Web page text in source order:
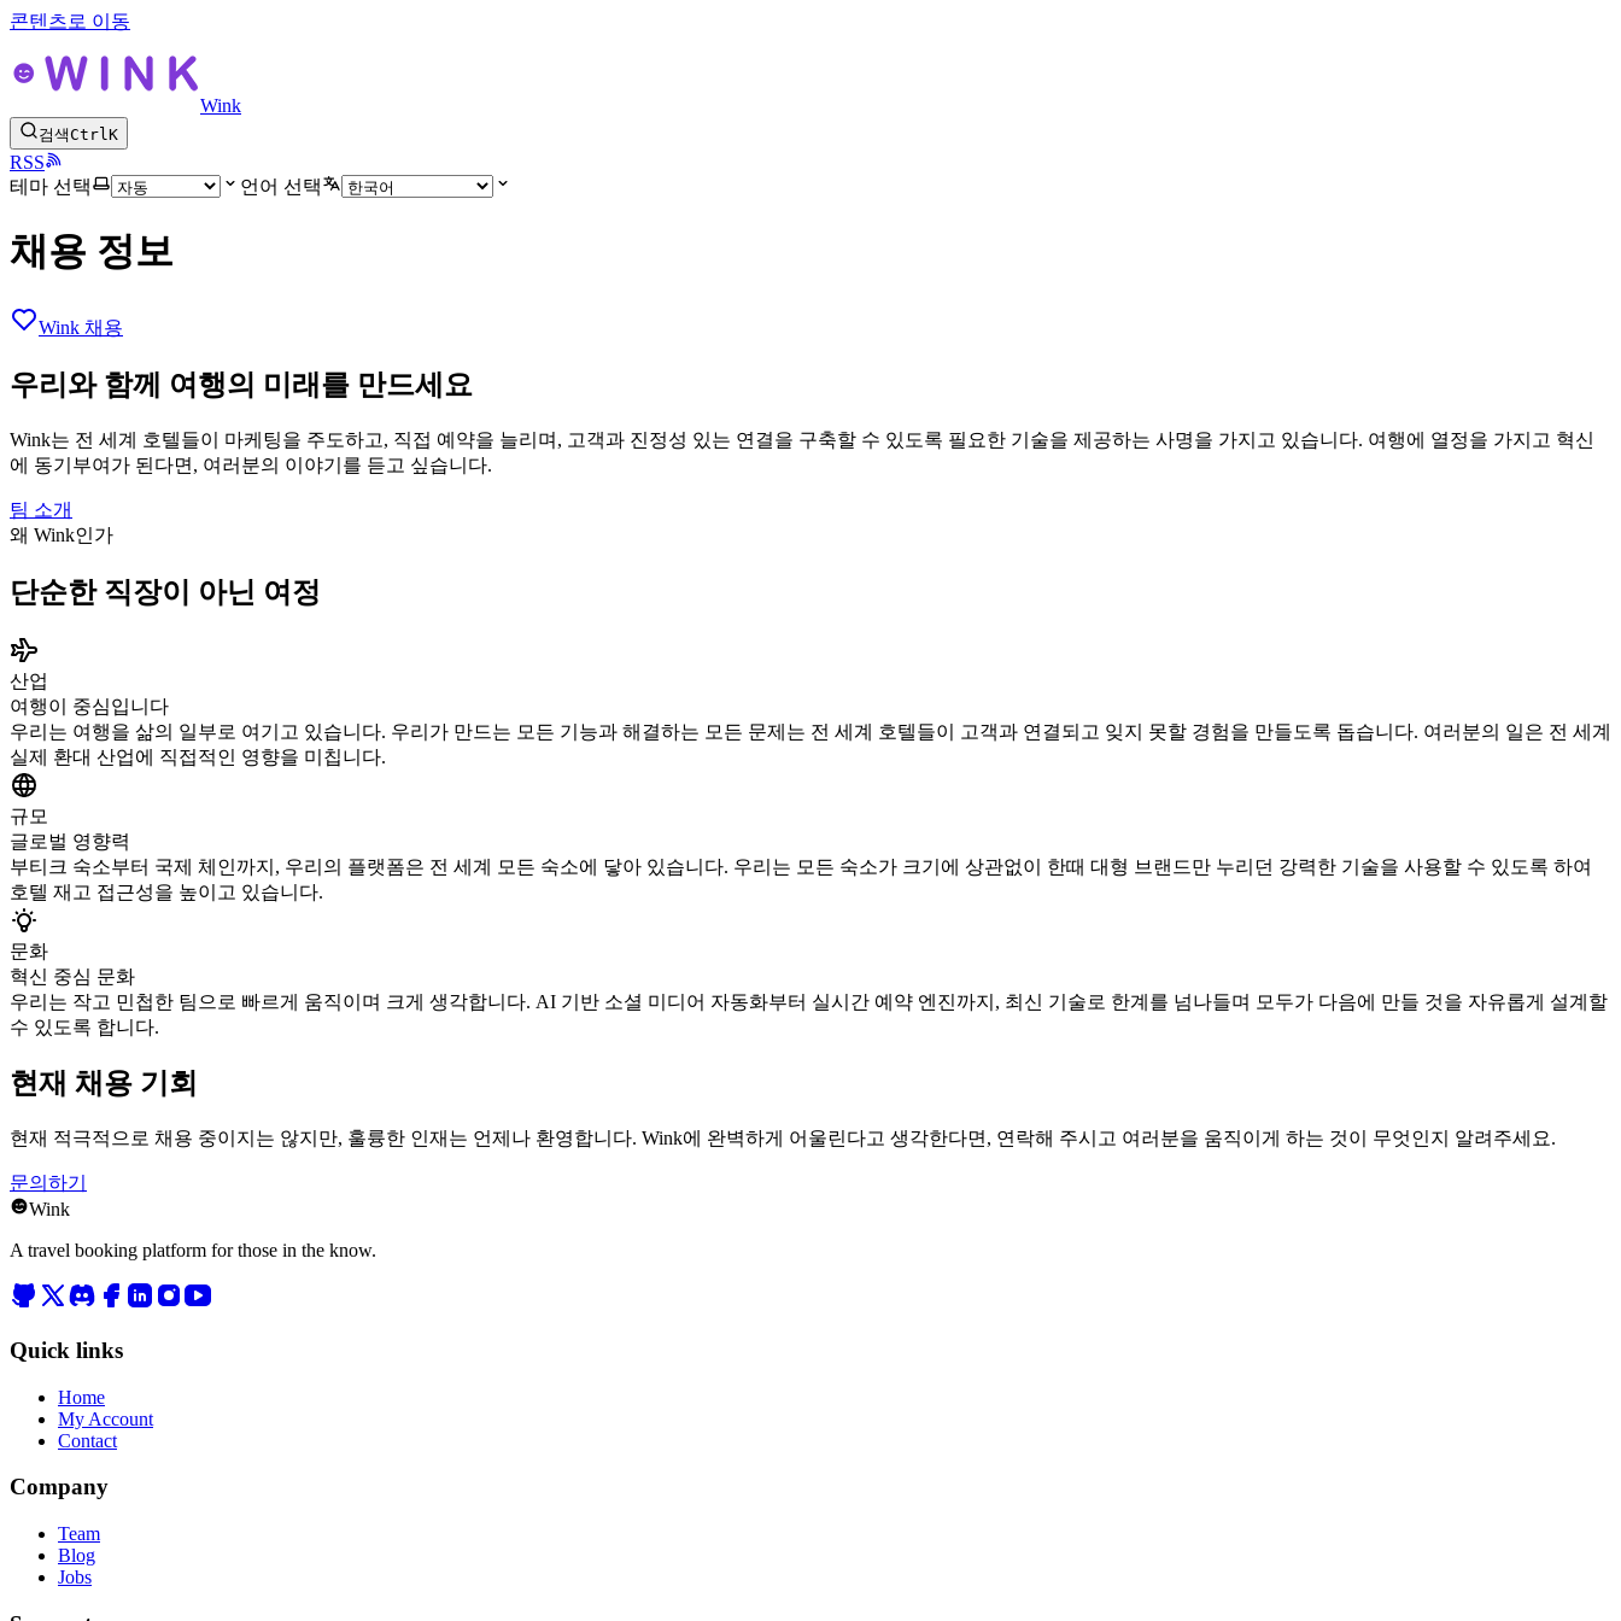
콘텐츠로 이동
Wink
검색CtrlK
RSS
테마 선택
언어 선택
채용 정보
Wink 채용
우리와 함께 여행의 미래를 만드세요
Wink는 전 세계 호텔들이 마케팅을 주도하고, 직접 예약을 늘리며, 고객과 진정성 있는 연결을 구축할 수 있도록 필요한 기술을 제공하는 사명을 가지고 있습니다. 여행에 열정을 가지고 혁신
에 동기부여가 된다면, 여러분의 이야기를 듣고 싶습니다.
팀 소개
왜 Wink인가
단순한 직장이 아닌 여정
산업
여행이 중심입니다
우리는 여행을 삶의 일부로 여기고 있습니다. 우리가 만드는 모든 기능과 해결하는 모든 문제는 전 세계 호텔들이 고객과 연결되고 잊지 못할 경험을 만들도록 돕습니다. 여러분의 일은 전 세계
실제 환대 산업에 직접적인 영향을 미칩니다.
규모
글로벌 영향력
부티크 숙소부터 국제 체인까지, 우리의 플랫폼은 전 세계 모든 숙소에 닿아 있습니다. 우리는 모든 숙소가 크기에 상관없이 한때 대형 브랜드만 누리던 강력한 기술을 사용할 수 있도록 하여
호텔 재고 접근성을 높이고 있습니다.
문화
혁신 중심 문화
우리는 작고 민첩한 팀으로 빠르게 움직이며 크게 생각합니다. AI 기반 소셜 미디어 자동화부터 실시간 예약 엔진까지, 최신 기술로 한계를 넘나들며 모두가 다음에 만들 것을 자유롭게 설계할
수 있도록 합니다.
현재 채용 기회
현재 적극적으로 채용 중이지는 않지만, 훌륭한 인재는 언제나 환영합니다. Wink에 완벽하게 어울린다고 생각한다면, 연락해 주시고 여러분을 움직이게 하는 것이 무엇인지 알려주세요.
문의하기
Wink
A travel booking platform for those in the know.
Quick links
Home
My Account
Contact
Company
Team
Blog
Jobs